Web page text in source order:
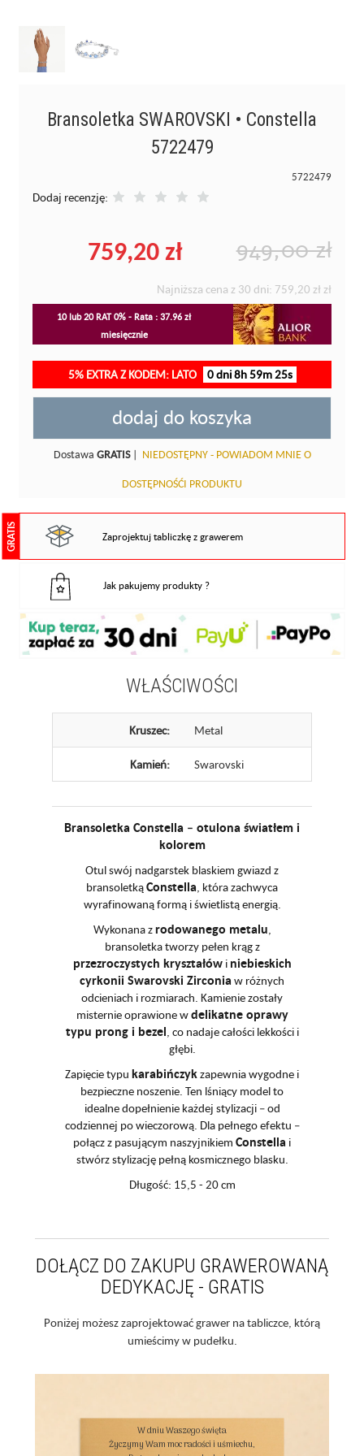
Bransoletka SWAROVSKI • Constella
5722479
5722479
Dodaj recenzję:
949,00 zł
759,20 zł
Najniższa cena z 30 dni: 759,20 zł zł
10 lub 20 RAT 0% - Rata : 37.96 zł
miesięcznie
5% EXTRA Z KODEM: LATO 0 dni 8h 59m 25s
dodaj do koszyka
Dostawa GRATIS| NIEDOSTĘPNY - POWIADOM MNIE O
DOSTĘPNOŚĆI PRODUKTU
GRATIS Zaprojektuj tabliczkę z grawerem
Jak pakujemy produkty ?
WŁAŚCIWOŚCI
Kruszec: Metal
Kamień: Swarovski
Bransoletka Constella – otulona światłem i
kolorem
Otul swój nadgarstek blaskiem gwiazd z
bransoletkąConstella, która zachwyca
wyrafinowaną formą i świetlistą energią.
Wykonana zrodowanego metalu,
bransoletka tworzy pełen krąg z
przezroczystych kryształówi niebieskich
cyrkonii Swarovski Zirconia w różnych
odcieniach i rozmiarach. Kamienie zostały
misternie oprawione wdelikatne oprawy
typu prong i bezel, co nadaje całości lekkości i
głębi.
Zapięcie typu karabińczykzapewnia wygodne i
bezpieczne noszenie. Ten lśniący model to
idealne dopełnienie każdej stylizacji – od
codziennej po wieczorową. Dla pełnego efektu –
połącz z pasującym naszyjnikiem Constella i
stwórz stylizację pełną kosmicznego blasku.
Długość: 15,5 - 20 cm
DOŁĄCZ DO ZAKUPU GRAWEROWANĄ
DEDYKACJĘ - GRATIS
Poniżej możesz zaprojektować grawer na tabliczce, którą
umieścimy w pudełku.
W dniu Waszego święta
Życzymy Wam moc radości i uśmiechu,